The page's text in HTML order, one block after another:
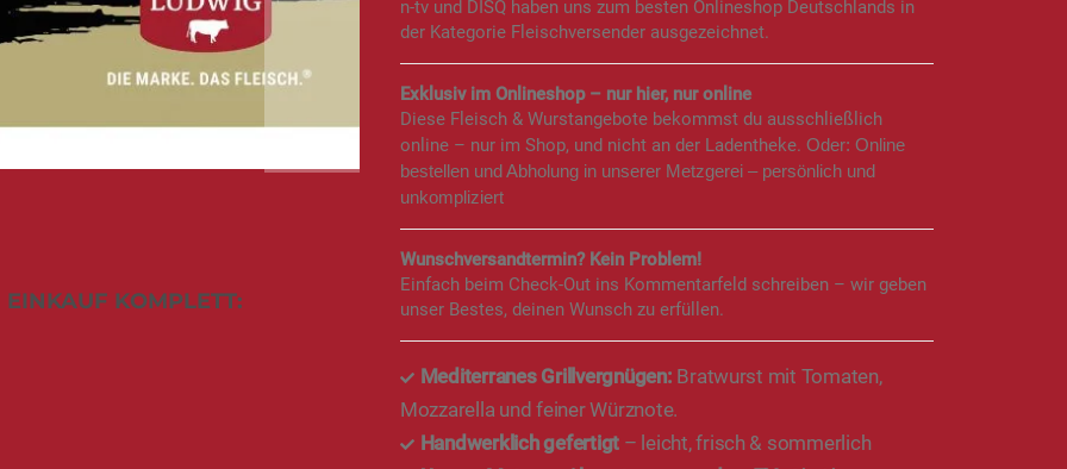
n-tv und DISQ haben uns zum besten Onlineshop Deutschlands in
der Kategorie Fleischversender ausgezeichnet.
Exklusiv im Onlineshop – nur hier, nur online
Diese Fleisch & Wurstangebote bekommst du ausschließlich
online – nur im Shop, und nicht an der Ladentheke. Oder: Online
bestellen und Abholung in unserer Metzgerei – persönlich und
unkompliziert
Wunschversandtermin? Kein Problem!
Einfach beim Check-Out ins Kommentarfeld schreiben – wir geben
unser Bestes, deinen Wunsch zu erfüllen.
Mediterranes Grillvergnügen: Bratwurst mit Tomaten,
Mozzarella und feiner Würznote.
Handwerklich gefertigt – leicht, frisch & sommerlich
KOMPLETT: